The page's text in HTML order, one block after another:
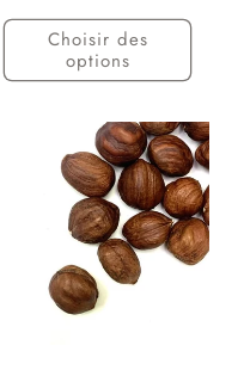
habituel
Choisir des
options